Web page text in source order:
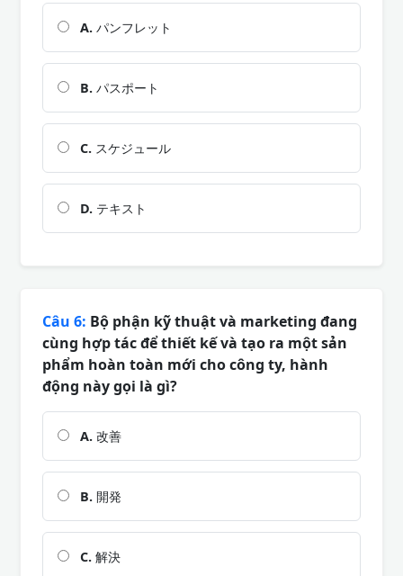
A. パンフレット
B. パスポート
C. スケジュール
D. テキスト
Câu 6: Bộ phận kỹ thuật và marketing đang
cùng hợp tác để thiết kế và tạo ra một sản
phẩm hoàn toàn mới cho công ty, hành
động này gọi là gì?
A. 改善
B. 開発
C. 解決